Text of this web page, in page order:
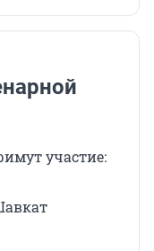
участие: